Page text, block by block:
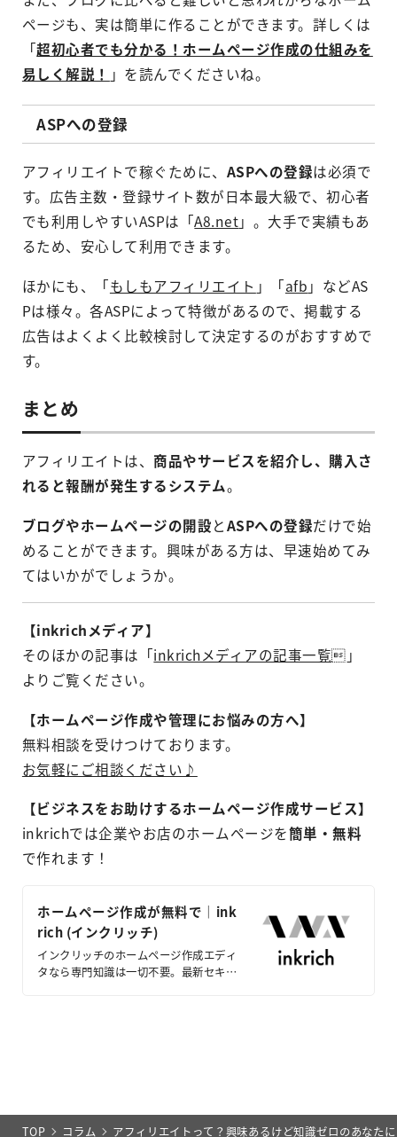
ページも、実は簡単に作ることができます。詳しくは
「超初心者でも分かる！ホームページ作成の仕組みを
易しく解説！ 」を読んでくださいね。
ASPへの登録
アフィリエイトで稼ぐために、 ASPへの登録は必須で
す。広告主数・登録サイト数が日本最大級で、初心者
でも利用しやすいASPは「A8.net」。大手で実績もあ
るため、安心して利用できます。
ほかにも、「もしもアフィリエイト 」「afb 」などAS
Pは様々。各ASPによって特徴があるので、掲載する
広告はよくよく比較検討して決定するのがおすすめで
す。
まとめ
アフィリエイトは、 商品やサービスを紹介し、購入さ
れると報酬が発生するシステム。
ブログやホームページの開設とASPへの登録だけで始
めることができます。興味がある方は、早速始めてみ
てはいかがでしょうか。
【inkrichメディア】
そのほかの記事は「inkrichメディアの記事一覧」
よりご覧ください。
【ホームページ作成や管理にお悩みの方へ】
無料相談を受けつけております。
お気軽にご相談ください♪
【ビジネスをお助けするホームページ作成サービス】
inkrichでは企業やお店のホームページを簡単・無料
で作れます！
ホームページ作成が無料で｜ink
rich (インクリッチ)
インクリッチのホームページ作成エディ
タなら専門知識は一切不要。最新セキュ
TOP コラム アフィリエイトって？興味あるけど知識ゼロのあなた